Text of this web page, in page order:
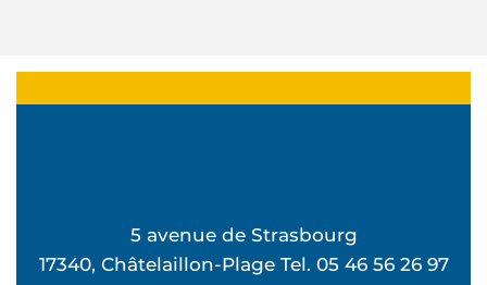
5 avenue de Strasbourg
17340, Châtelaillon-Plage Tel. 05 46 56 26 97